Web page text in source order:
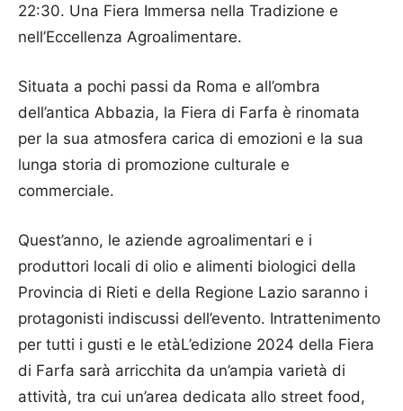
22:30. Una Fiera Immersa nella Tradizione e
nell’Eccellenza Agroalimentare.
Situata a pochi passi da Roma e all’ombra
dell’antica Abbazia, la Fiera di Farfa è rinomata
per la sua atmosfera carica di emozioni e la sua
lunga storia di promozione culturale e
commerciale.
Quest’anno, le aziende agroalimentari e i
produttori locali di olio e alimenti biologici della
Provincia di Rieti e della Regione Lazio saranno i
protagonisti indiscussi dell’evento. Intrattenimento
per tutti i gusti e le etàL’edizione 2024 della Fiera
di Farfa sarà arricchita da un’ampia varietà di
attività, tra cui un’area dedicata allo street food,